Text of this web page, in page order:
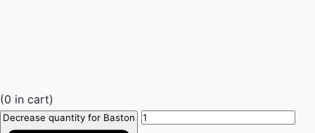
(0 in cart)
Decrease quantity for Baston